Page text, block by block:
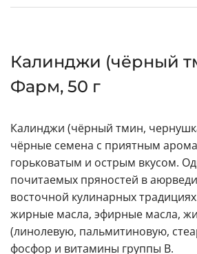
Калинджи (чёрный
Фарм, 50 г
Калинджи (чёрный тмин,
чёрные семена с приятным
горьковатым и острым вкусом.
почитаемых пряностей в
восточной кулинарных
жирные масла, эфирные масла,
(линолевую, пальмитиновую,
фосфор и витамины группы В.